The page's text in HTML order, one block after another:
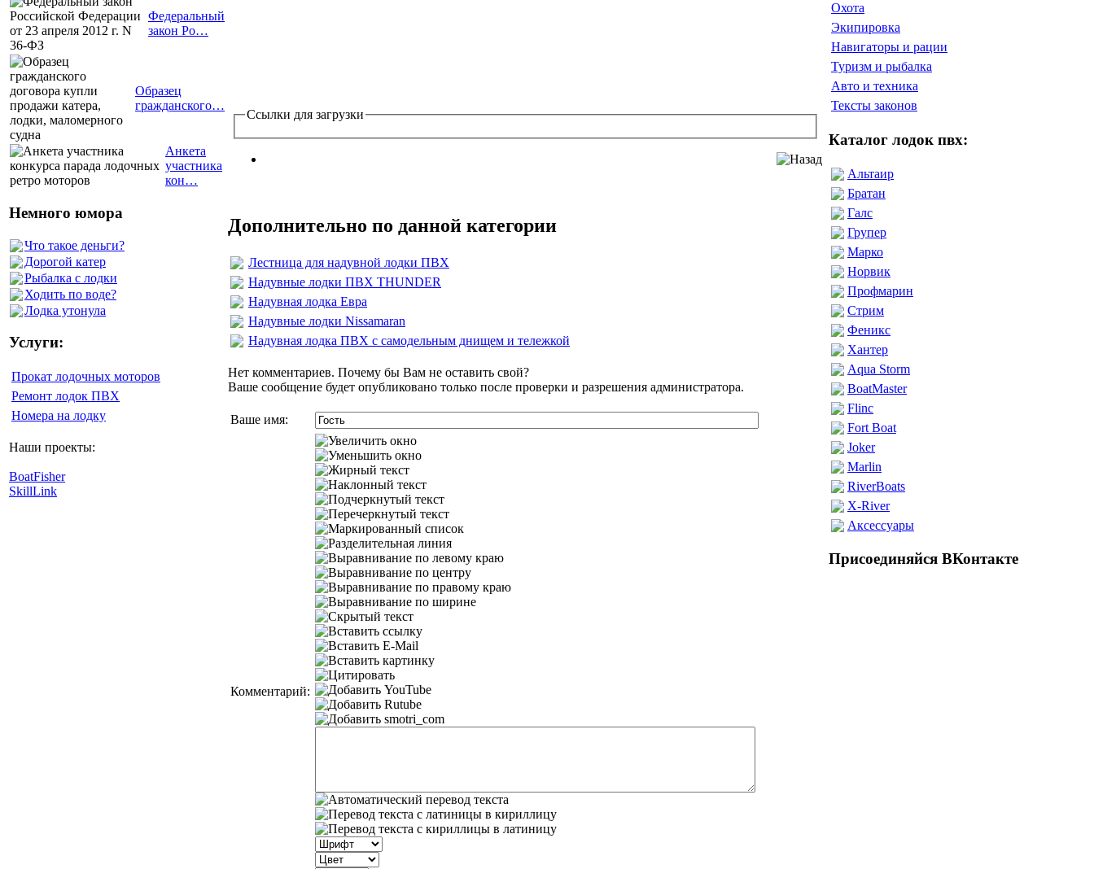
Федеральный
закон Ро…
Образец
гражданского…
Анкета
участника
кон…
Немного юмора
Что такое деньги?
Дорогой катер
Рыбалка с лодки
Ходить по воде?
Лодка утонула
Услуги:
Прокат лодочных моторов
Ремонт лодок ПВХ
Номера на лодку
Наши проекты:
BoatFisher
SkillLink
Ссылки для загрузки
Дополнительно по данной категории
Лестница для надувной лодки ПВХ
Надувные лодки ПВХ THUNDER
Надувная лодка Евра
Надувные лодки Nissamaran
Надувная лодка ПВХ с самодельным днищем и тележкой
Нет комментариев. Почему бы Вам не оставить свой?
Ваше сообщение будет опубликовано только после проверки и разрешения администратора.
Ваше имя:
Комментарий:
Охота
Экипировка
Навигаторы и рации
Туризм и рыбалка
Авто и техника
Тексты законов
Каталог лодок пвх:
Альтаир
Братан
Галс
Групер
Марко
Норвик
Профмарин
Стрим
Феникс
Хантер
Aqua Storm
BoatMaster
Flinc
Fort Boat
Joker
Marlin
RiverBoats
X-River
Аксессуары
Присоединяйся ВКонтакте